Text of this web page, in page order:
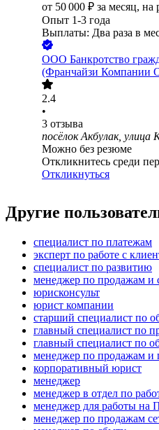
от 50 000 ₽ за месяц, на
Опыт 1-3 года
Выплаты: Два раза в
ООО Банкротство
(Франчайзи
2.4
•
3 отзыва
посёлок Акбулак, улица
Можно без резюме
Откликнитесь среди
Откликнуться
Другие
специалист по платежам
эксперт по работе с
специалист по развитию
менеджер по продажам и
юрисконсульт
юрист компании
старший специалист по
главный специалист по
главный специалист по
менеджер по продажам и
корпоративный юрист
менеджер
менеджер в отдел по
менеджер для работы на
менеджер по продажам